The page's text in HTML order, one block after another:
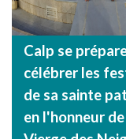
Calp se
célébrer les
de sa sainte
en l'honneur